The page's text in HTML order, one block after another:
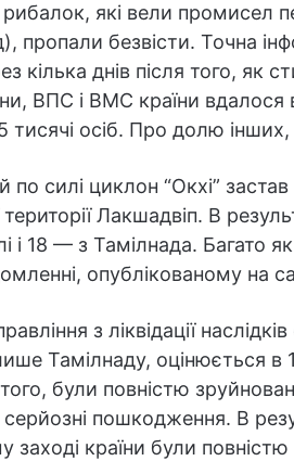
які вели промисел
пропали безвісти. Точна
кілька днів після того, як
ВПС і ВМС країни вдалося
осіб. Про долю інших,
по силі циклон “Окхі”
Лакшадвіп. В
і 18 — з Тамілнада. Багато
опублікованому на
з ліквідації
Тамілнаду, оцінюється в
були повністю
пошкодження. В
заході країни були повністю